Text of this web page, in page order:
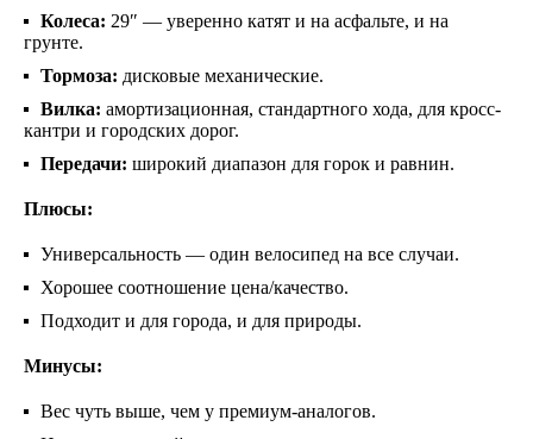
Колеса: 29″ — уверенно катят и на асфальте, и на
грунте.
Тормоза: дисковые механические.
Вилка: амортизационная, стандартного хода, для кросс-
кантри и городских дорог.
Передачи: широкий диапазон для горок и равнин.
Плюсы:
Универсальность — один велосипед на все случаи.
Хорошее соотношение цена/качество.
Подходит и для города, и для природы.
Минусы:
Вес чуть выше, чем у премиум-аналогов.